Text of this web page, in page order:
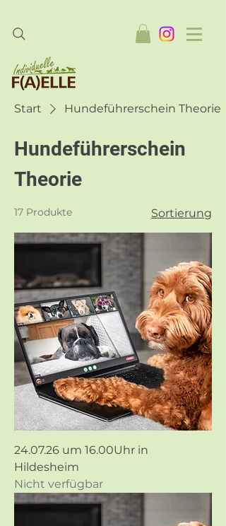
Start Hundeführerschein Theorie
Hundeführerschein
Theorie
17 Produkte Sortierung
24.07.26 um 16.00Uhr in
Hildesheim
Nicht verfügbar